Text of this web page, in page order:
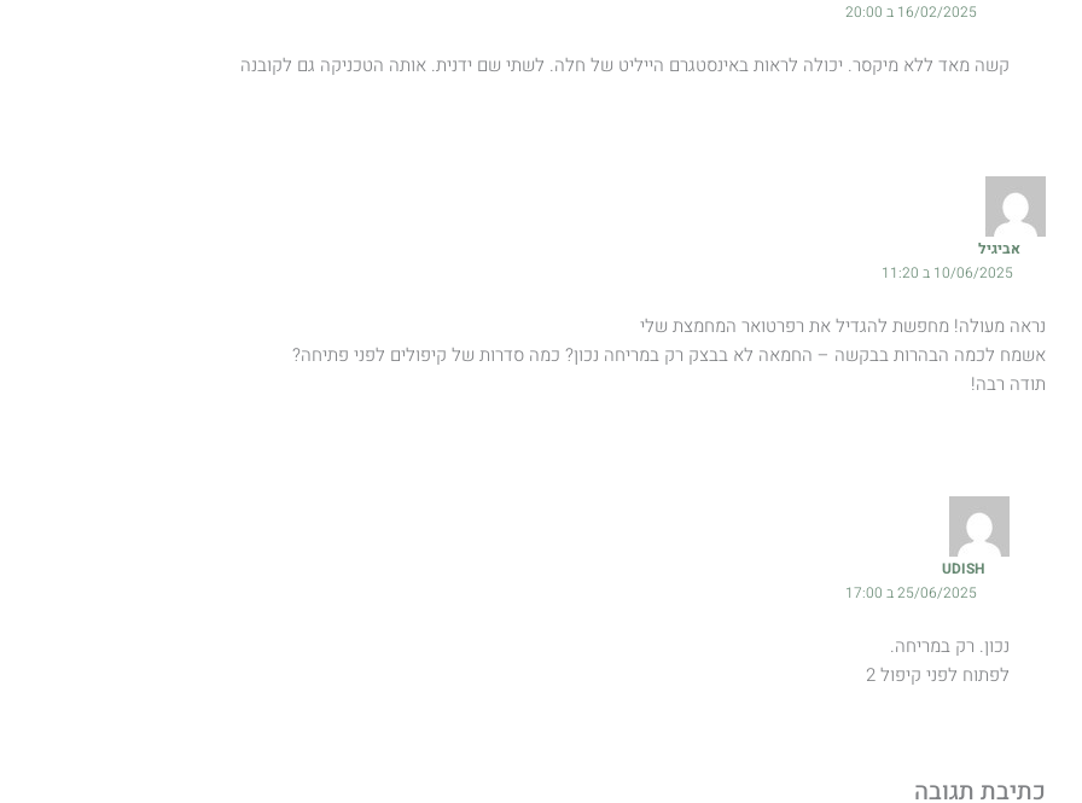
16/02/2025 ב 20:00
קשה מאד ללא מיקסר. יכולה לראות באינסטגרם הייליט של חלה. לשתי שם ידנית. אותה הטכניקה גם לקובנה
אביגיל
10/06/2025 ב 11:20
נראה מעולה! מחפשת להגדיל את רפרטואר המחמצת שלי
אשמח לכמה הבהרות בבקשה – החמאה לא בבצק רק במריחה נכון? כמה סדרות של קיפולים לפני פתיחה?
תודה רבה!
UDISH
25/06/2025 ב 17:00
נכון. רק במריחה.
לפתוח לפני קיפול 2
כתיבת תגובה